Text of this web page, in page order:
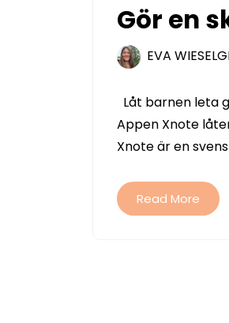
Gör en
EVA
Låt barnen leta
Appen Xnote
Xnote är en
Read More